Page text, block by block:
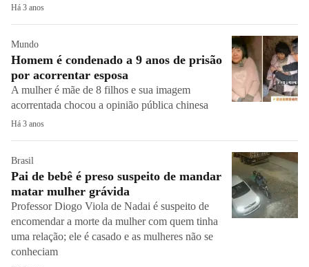
Há 3 anos
Mundo
Homem é condenado a 9 anos de prisão
por acorrentar esposa
A mulher é mãe de 8 filhos e sua imagem
acorrentada chocou a opinião pública chinesa
Há 3 anos
Brasil
Pai de bebê é preso suspeito de mandar
matar mulher grávida
Professor Diogo Viola de Nadai é suspeito de
encomendar a morte da mulher com quem tinha
uma relação; ele é casado e as mulheres não se
conheciam